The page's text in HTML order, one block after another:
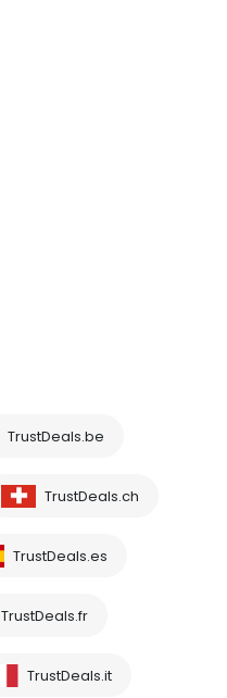
TrustDeals.be
TrustDeals.ch
TrustDeals.es
TrustDeals.fr
TrustDeals.it